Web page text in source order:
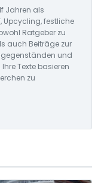
Jahren als
Upcycling, festliche
Ratgeber zu
auch Beiträge zur
und
Texte basieren
zu